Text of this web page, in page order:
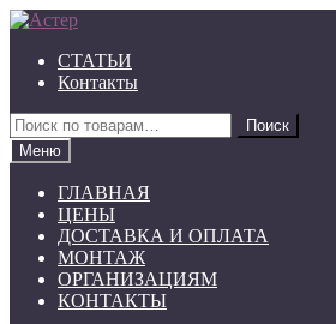
Перейти
навигации
Перейти
содержимому
СТАТЬИ
Контакты
Искать:
Поиск
Меню
ГЛАВНАЯ
ЦЕНЫ
ДОСТАВКА И ОПЛАТА
МОНТАЖ
ОРГАНИЗАЦИЯМ
КОНТАКТЫ